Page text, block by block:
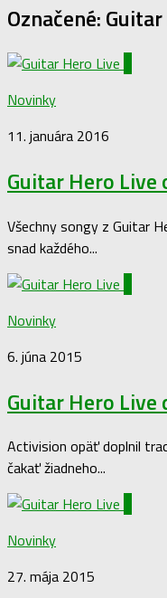
Označené:
Novinky
11. januára 2016
Guitar Hero Live
Všechny songy z Guitar
snad každého...
Novinky
6. júna 2015
Guitar Hero
Activision opäť doplnil
čakať žiadneho...
Novinky
27. mája 2015